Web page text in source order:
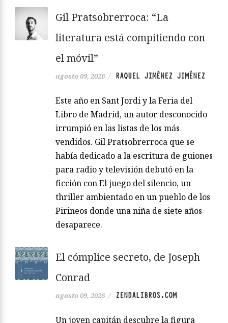
Gil Pratsobrerroca: “La
literatura está compitiendo con
el móvil”
agosto 09, 2026 / RAQUEL JIMÉNEZ JIMÉNEZ
Este año en Sant Jordi y la Feria del
Libro de Madrid, un autor desconocido
irrumpió en las listas de los más
vendidos. Gil Pratsobrerroca que se
había dedicado a la escritura de guiones
para radio y televisión debutó en la
ficción con El juego del silencio, un
thriller ambientado en un pueblo de los
Pirineos donde una niña de siete años
desaparece.
El cómplice secreto, de Joseph
Conrad
agosto 09, 2026 / ZENDALIBROS.COM
Un joven capitán descubre la figura